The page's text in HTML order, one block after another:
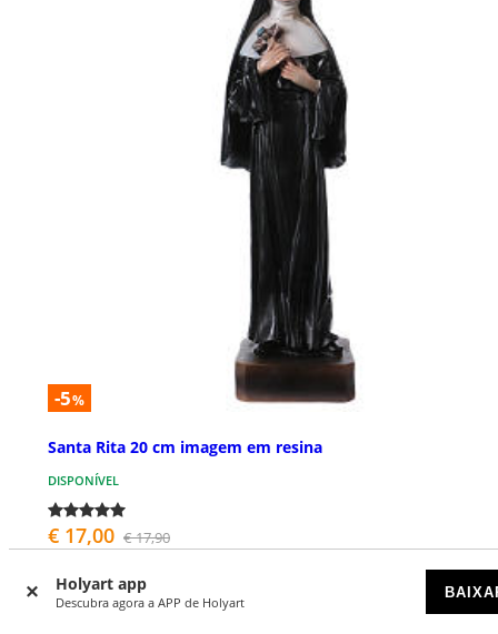
Holyart app
Descubra agora a APP de Holyart
-5%
Santa Rita 20 cm imagem em resina
DISPONÍVEL
€ 17,00 € 17,90